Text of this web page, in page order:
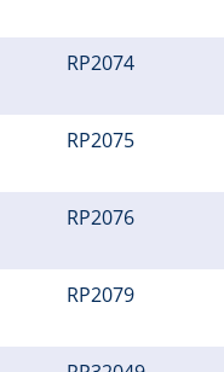
RP2074
RP2075
RP2076
RP2079